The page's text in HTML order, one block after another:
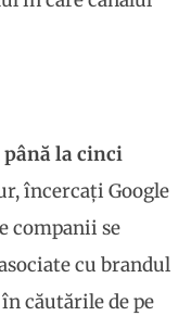
la cinci
încercați Google
companii se
cu brandul
căutările de pe